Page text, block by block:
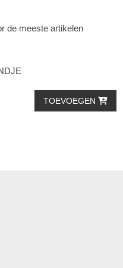
de meeste artikelen
TOEVOEGEN